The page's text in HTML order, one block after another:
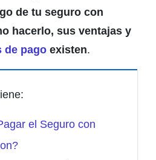
de tu seguro con
hacerlo, sus ventajas y
de pago existen.
el Seguro con